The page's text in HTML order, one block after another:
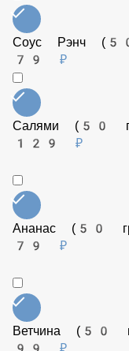
Пепперони (50 гр)
129 ₽